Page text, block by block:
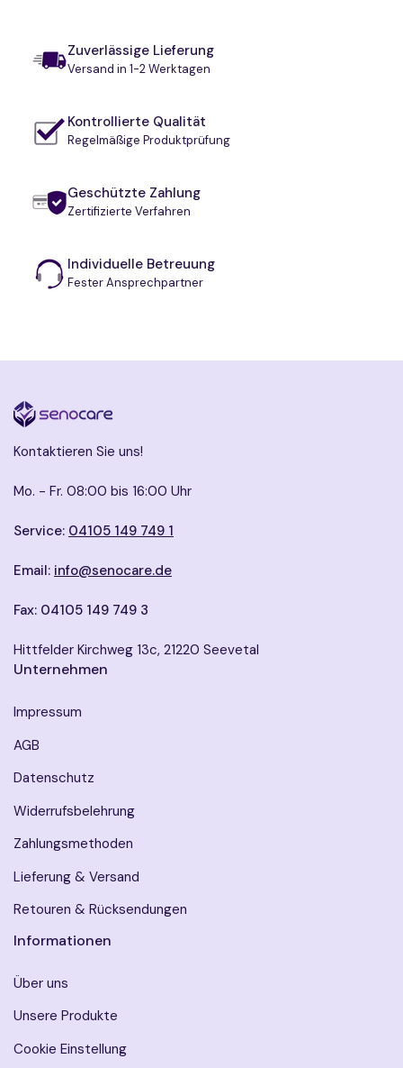
Zuverlässige Lieferung
Versand in 1-2 Werktagen
Kontrollierte Qualität
Regelmäßige Produktprüfung
Geschützte Zahlung
Zertifizierte Verfahren
Individuelle Betreuung
Fester Ansprechpartner
Kontaktieren Sie uns!
Mo. - Fr. 08:00 bis 16:00 Uhr
Service: 04105 149 749 1
Email: info@senocare.de
Fax: 04105 149 749 3
Hittfelder Kirchweg 13c, 21220 Seevetal
Unternehmen
Impressum
AGB
Datenschutz
Widerrufsbelehrung
Zahlungsmethoden
Lieferung & Versand
Retouren & Rücksendungen
Informationen
Über uns
Unsere Produkte
Cookie Einstellung